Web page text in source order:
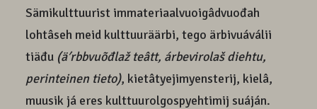
Sämikulttuurist immateriaalvuoigâdvuođah
lohtâseh meid kulttuuräärbi, tego ärbivuáválii
tiäđu (äʹrbbvuõđlaž teâtt, árbevirolaš diehtu,
perinteinen tieto), kietâtyejimyensterij, kielâ,
muusik já eres kulttuurolgospyehtimij suáján.